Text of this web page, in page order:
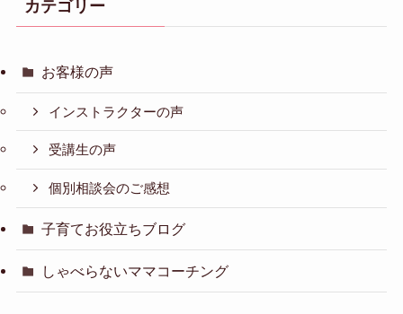
カテゴリー
お客様の声
インストラクターの声
受講生の声
個別相談会のご感想
子育てお役立ちブログ
しゃべらないママコーチング